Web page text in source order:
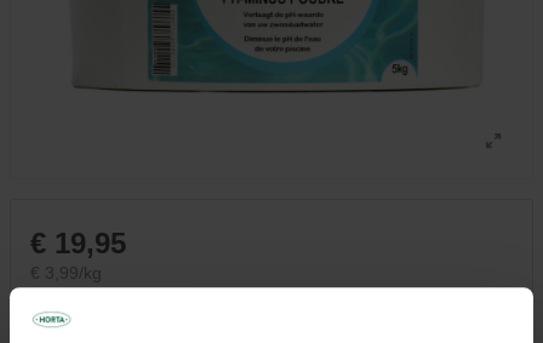
€ 19,95
€ 3,99/kg
Niet elke winkel heeft hetzelfde assortiment